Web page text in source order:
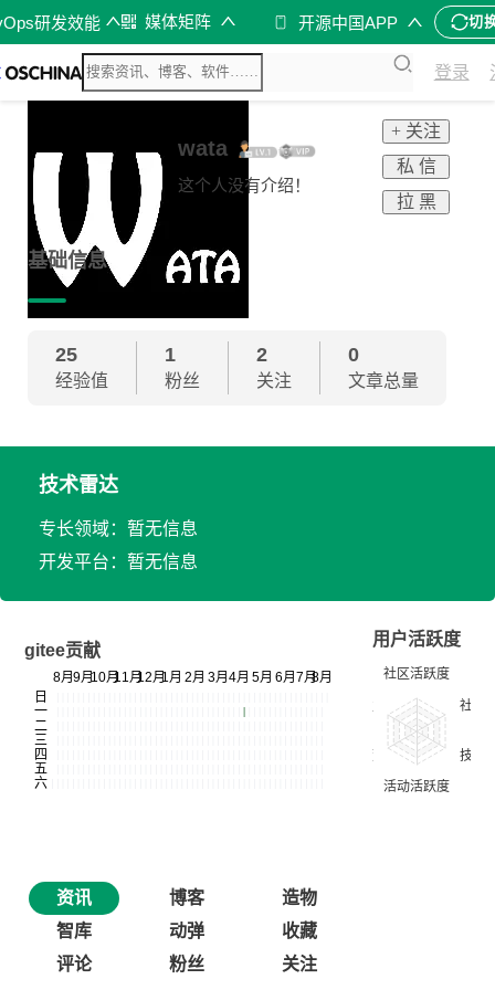
研发效能 媒体矩阵 开源中国APP 切
登录
wata
这个人没有介绍！
+ 关注
私 信
拉 黑
基础信息
25
经验值
1
粉丝
2
关注
0
文章总量
技术雷达
专长领域：暂无信息
开发平台：暂无信息
gitee贡献
用户活跃度
资讯 博客
造物
智库
动弹
收藏
评论
粉丝 关注